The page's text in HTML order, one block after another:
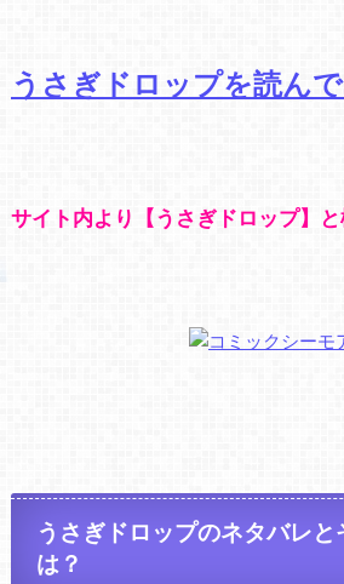
うさぎドロップを読ん
サイト内より【うさぎドロップ】と
うさぎドロップのネタバレと
は？